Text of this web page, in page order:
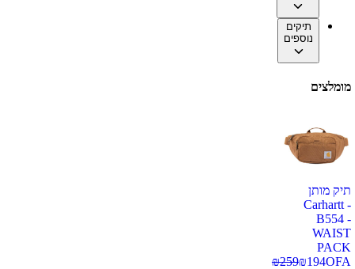
תיקים
נוספים
מומלצים
תיק מותן
Carhartt -
B554 -
WAIST
PACK
OFA
₪194
₪259